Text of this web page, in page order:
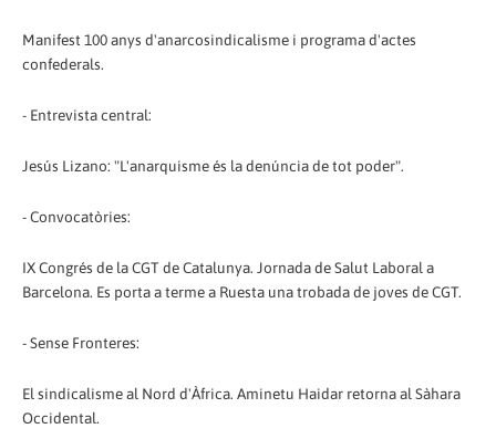
Manifest 100 anys d'anarcosindicalisme i programa d'actes
confederals.
- Entrevista central:
Jesús Lizano: "L'anarquisme és la denúncia de tot poder".
- Convocatòries:
IX Congrés de la CGT de Catalunya. Jornada de Salut Laboral a
Barcelona. Es porta a terme a Ruesta una trobada de joves de CGT.
- Sense Fronteres:
El sindicalisme al Nord d'Àfrica. Aminetu Haidar retorna al Sàhara
Occidental.